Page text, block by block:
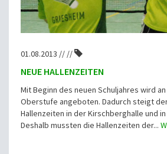
01.08.2013 // //
NEUE HALLENZEITEN
Mit Beginn des neuen Schuljahres wird
Oberstufe angeboten. Dadurch steigt
Hallenzeiten in der Kirschberghalle und
Deshalb mussten die Hallenzeiten der...